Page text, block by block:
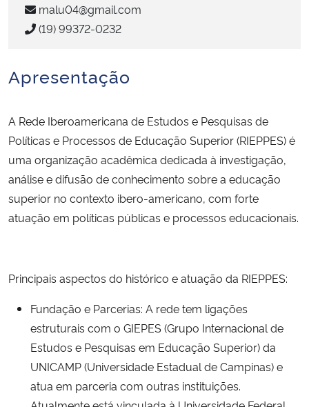
Secretaria-Geral
Gabinete de Segurança Institucional
Advocacia-Geral da União
Banco Central do Brasil
Planalto
malu04@gmail.com
(19) 99372-0232
Apresentação
A Rede Iberoamericana de Estudos e Pesquisas de
Políticas e Processos de Educação Superior (RIEPPES) é
uma organização acadêmica dedicada à investigação,
análise e difusão de conhecimento sobre a educação
superior no contexto ibero-americano, com forte
atuação em políticas públicas e processos educacionais.
Principais aspectos do histórico e atuação da RIEPPES:
Fundação e Parcerias: A rede tem ligações
estruturais com o GIEPES (Grupo Internacional de
Estudos e Pesquisas em Educação Superior) da
UNICAMP (Universidade Estadual de Campinas) e
atua em parceria com outras instituições.